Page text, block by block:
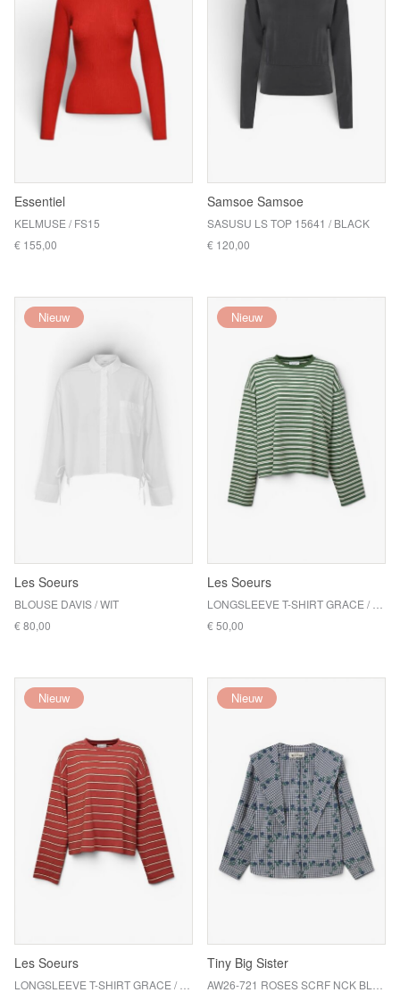
Essentiel
KELMUSE / FS15
€ 155,00
Samsoe Samsoe
SASUSU LS TOP 15641 / BLACK
€ 120,00
Nieuw
Les Soeurs
BLOUSE DAVIS / WIT
€ 80,00
Nieuw
Les Soeurs
€ 50,00
Nieuw
Les Soeurs
Nieuw
Tiny Big Sister